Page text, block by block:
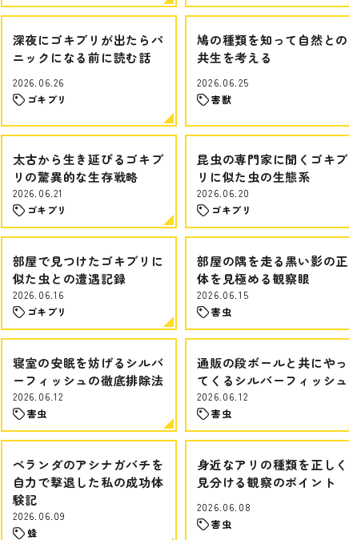
深夜にゴキブリが出たらパ
ニックになる前に読む話
2026.06.26
ゴキブリ
鳩の種類を知って自然との
共生を考える
2026.06.25
害獣
太古から生き延びるゴキブ
リの驚異的な生存戦略
2026.06.21
ゴキブリ
昆虫の専門家に聞くゴキブ
リに似た虫の生態系
2026.06.20
ゴキブリ
部屋で見つけたゴキブリに
似た虫との遭遇記録
2026.06.16
ゴキブリ
部屋の隅を走る黒い影の正
体を見極める観察眼
2026.06.15
害虫
寝室の安眠を妨げるシルバ
ーフィッシュの徹底排除法
2026.06.12
害虫
通販の段ボールと共にやっ
てくるシルバーフィッシュ
2026.06.12
害虫
ベランダのアシナガバチを
自力で撃退した私の成功体
験記
2026.06.09
蜂
身近なアリの種類を正しく
見分ける観察のポイント
2026.06.08
害虫